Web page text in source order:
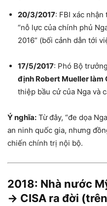
20/3/2017: FBI xác
“nỗ lực của chính phủ
2016” (bối cảnh dẫn tới
17/5/2017: Phó Bộ
định Robert Mueller làm
thiệp bầu cử của Nga và
Ý nghĩa: Từ đây, “đe dọa
an ninh quốc gia, nhưng
chiến chính trị nội bộ.
2018: Nhà nước
→ CISA ra đời